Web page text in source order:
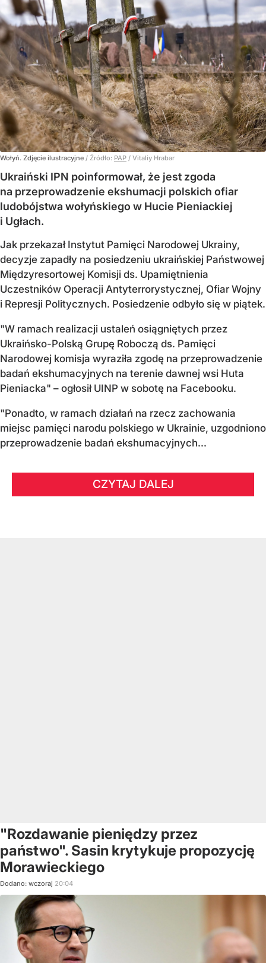
Wołyń. Zdjęcie ilustracyjne / Źródło: PAP / Vitaliy Hrabar
Ukraiński IPN poinformował, że jest zgoda
na przeprowadzenie ekshumacji polskich ofiar
ludobójstwa wołyńskiego w Hucie Pieniackiej
i Ugłach.
Jak przekazał Instytut Pamięci Narodowej Ukrainy,
decyzje zapadły na posiedzeniu ukraińskiej Państwowej
Międzyresortowej Komisji ds. Upamiętnienia
Uczestników Operacji Antyterrorystycznej, Ofiar Wojny
i Represji Politycznych. Posiedzenie odbyło się w piątek.
"W ramach realizacji ustaleń osiągniętych przez
Ukraińsko-Polską Grupę Roboczą ds. Pamięci
Narodowej komisja wyraziła zgodę na przeprowadzenie
badań ekshumacyjnych na terenie dawnej wsi Huta
Pieniacka" – ogłosił UINP w sobotę na Facebooku.
"Ponadto, w ramach działań na rzecz zachowania
miejsc pamięci narodu polskiego w Ukrainie, uzgodniono
przeprowadzenie badań ekshumacyjnych...
CZYTAJ DALEJ
"Rozdawanie pieniędzy przez
państwo". Sasin krytykuje propozycję
Morawieckiego
Dodano: wczoraj 20:04